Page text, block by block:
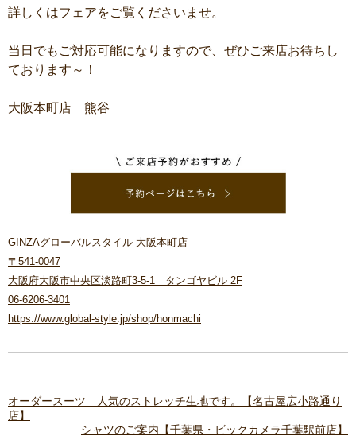
詳しくはフェアをご覧くださいませ。
当日でもご対応可能になりますので、ぜひご来店お待ちし
ております～！
大阪本町店 熊谷
GINZAグローバルスタイル 大阪本町店
〒541-0047
大阪府大阪市中央区淡路町3-5-1 タンゴヤビル 2F
06-6206-3401
https://www.global-style.jp/shop/honmachi
オーダースーツ 人気のストレッチ生地です。【名古屋広小路通り
店】
シャツのご案内【千葉県・ビックカメラ千葉駅前店】